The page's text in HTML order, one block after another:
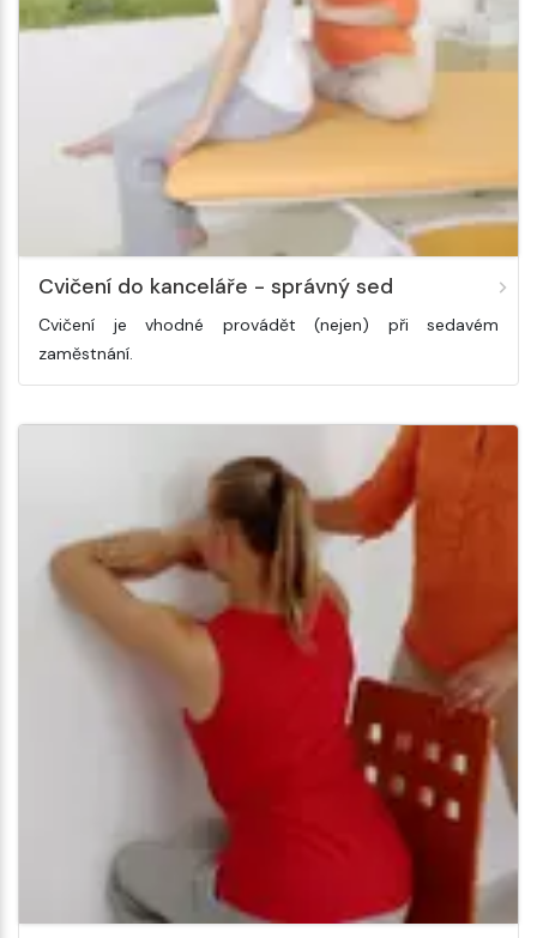
Cvičení do kanceláře - správný sed
Cvičení je vhodné provádět (nejen) při sedavém
zaměstnání.